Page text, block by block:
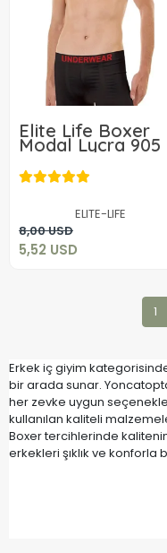
Elite Life Boxer
Modal Lycra 905
ELITE-LIFE
8,00 USD
5,52 USD
5,52 USD
Add to cart
1
Erkek iç giyim
bir arada sunar.
her zevke uygun
kullanılan kaliteli
Boxer tercihlerinde
erkekleri şıklık ve konforla